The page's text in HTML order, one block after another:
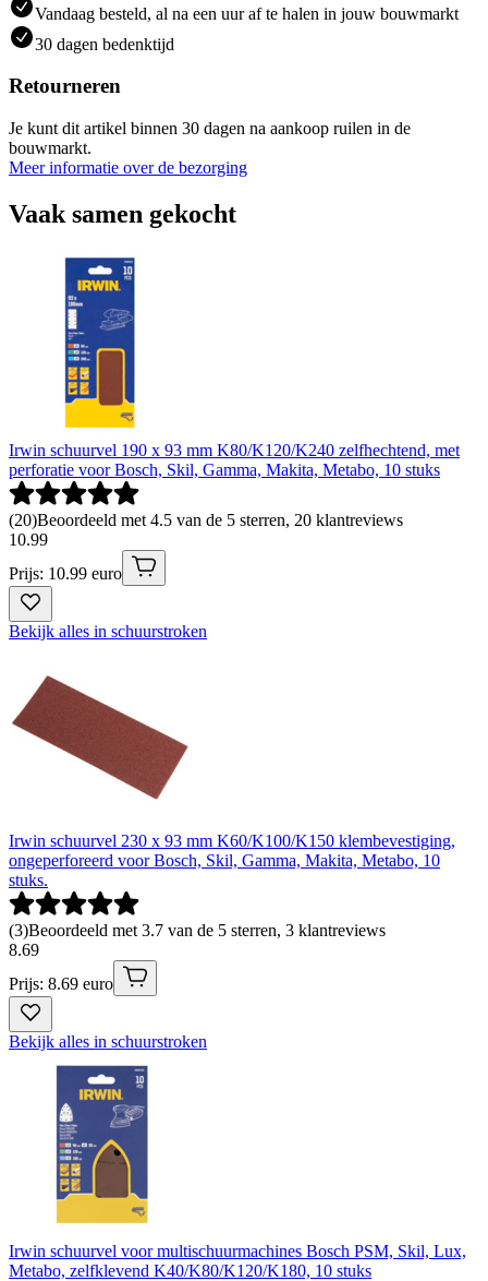
Vandaag besteld, al na een uur af te halen in jouw bouwmarkt
30 dagen bedenktijd
Retourneren
Je kunt dit artikel binnen 30 dagen na aankoop ruilen in de
bouwmarkt.
Meer informatie over de bezorging
Vaak samen gekocht
Irwin schuurvel 190 x 93 mm K80/K120/K240 zelfhechtend, met
perforatie voor Bosch, Skil, Gamma, Makita, Metabo, 10 stuks
(20)Beoordeeld met 4.5 van de 5 sterren, 20 klantreviews
10.99
Prijs: 10.99 euro
Bekijk alles in schuurstroken
Irwin schuurvel 230 x 93 mm K60/K100/K150 klembevestiging,
ongeperforeerd voor Bosch, Skil, Gamma, Makita, Metabo, 10
stuks.
(3)Beoordeeld met 3.7 van de 5 sterren, 3 klantreviews
8.69
Prijs: 8.69 euro
Bekijk alles in schuurstroken
Irwin schuurvel voor multischuurmachines Bosch PSM, Skil, Lux,
Metabo, zelfklevend K40/K80/K120/K180, 10 stuks